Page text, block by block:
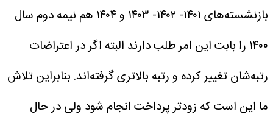
بازنشسته‌های ۱۴۰۱- ۱۴۰۲- ۱۴۰۳ و ۱۴۰۴ هم نیمه دوم سال
۱۴۰۰ را بابت این امر طلب دارند البته اگر در اعتراضات
رتبه‌شان تغییر کرده و رتبه بالاتری گرفته‌اند. بنابراین تلاش
ما این است که زودتر پرداخت انجام شود ولی در حال